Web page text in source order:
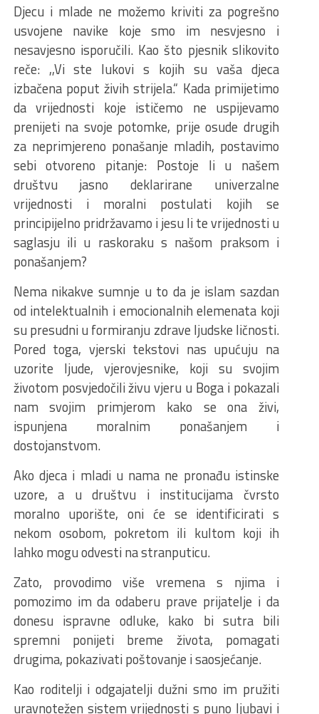
Djecu i mlade ne možemo kriviti za pogrešno
usvojene navike koje smo im nesvjesno i
nesavjesno isporučili. Kao što pjesnik slikovito
reče: ,,Vi ste lukovi s kojih su vaša djeca
izbačena poput živih strijela.“ Kada primijetimo
da vrijednosti koje ističemo ne uspijevamo
prenijeti na svoje potomke, prije osude drugih
za neprimjereno ponašanje mladih, postavimo
sebi otvoreno pitanje: Postoje li u našem
društvu jasno deklarirane univerzalne
vrijednosti i moralni postulati kojih se
principijelno pridržavamo i jesu li te vrijednosti u
saglasju ili u raskoraku s našom praksom i
ponašanjem?
Nema nikakve sumnje u to da je islam sazdan
od intelektualnih i emocionalnih elemenata koji
su presudni u formiranju zdrave ljudske ličnosti.
Pored toga, vjerski tekstovi nas upućuju na
uzorite ljude, vjerovjesnike, koji su svojim
životom posvjedočili živu vjeru u Boga i pokazali
nam svojim primjerom kako se ona živi,
ispunjena moralnim ponašanjem i
dostojanstvom.
Ako djeca i mladi u nama ne pronađu istinske
uzore, a u društvu i institucijama čvrsto
moralno uporište, oni će se identificirati s
nekom osobom, pokretom ili kultom koji ih
lahko mogu odvesti na stranputicu.
Zato, provodimo više vremena s njima i
pomozimo im da odaberu prave prijatelje i da
donesu ispravne odluke, kako bi sutra bili
spremni ponijeti breme života, pomagati
drugima, pokazivati poštovanje i saosjećanje.
Kao roditelji i odgajatelji dužni smo im pružiti
uravnotežen sistem vrijednosti s puno ljubavi i